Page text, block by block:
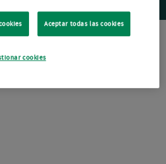
Aceptar todas las cookies
cookies